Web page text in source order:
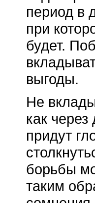
период в
при
будет.
выгоды.
Не
как
придут
борьбы
таким